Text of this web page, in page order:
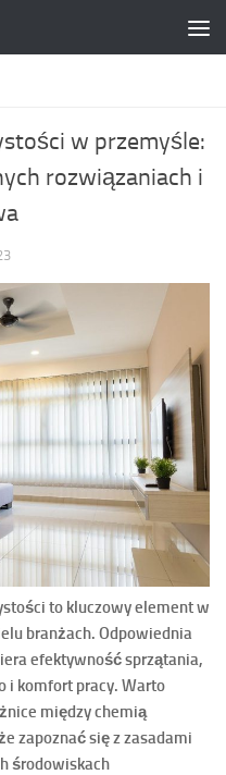
w przemyśle:
rozwiązaniach i
to kluczowy element w
branżach. Odpowiednia
efektywność sprzątania,
i komfort pracy. Warto
między chemią
zapoznać się z zasadami
środowiskach